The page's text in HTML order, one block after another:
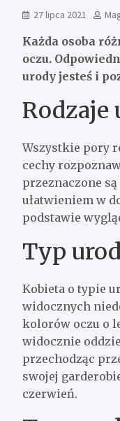
27 lipca 2021
Każda osoba
oczu.
urody jesteś i
Rodzaje
Wszystkie pory
cechy
przeznaczone
ułatwieniem w
podstawie
Typ
Kobieta o typie
widocznych
kolorów oczu o
widocznie
przechodząc
swojej
czerwień.